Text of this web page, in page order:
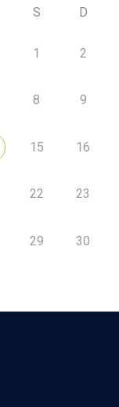
S D
1 2
8 9
15 16
22 23
29 30